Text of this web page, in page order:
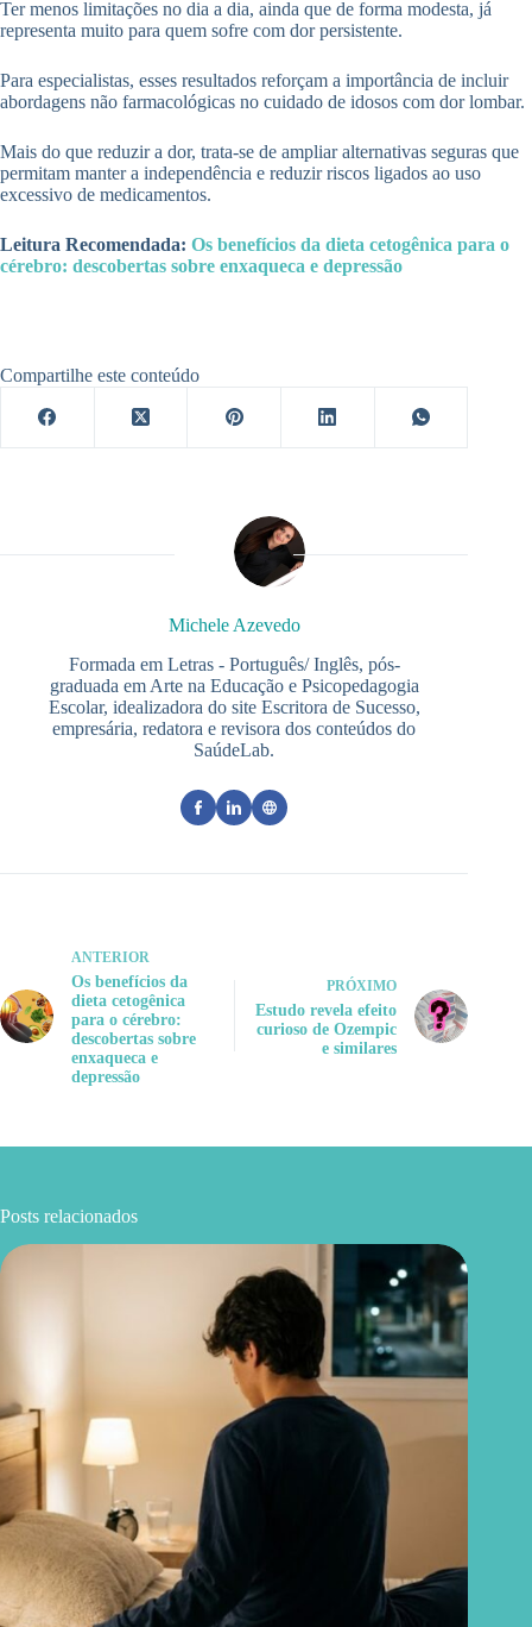
Ter menos limitações no dia a dia, ainda que de forma modesta, já
representa muito para quem sofre com dor persistente.
Para especialistas, esses resultados reforçam a importância de incluir
abordagens não farmacológicas no cuidado de idosos com dor lombar.
Mais do que reduzir a dor, trata-se de ampliar alternativas seguras que
permitam manter a independência e reduzir riscos ligados ao uso
excessivo de medicamentos.
Leitura Recomendada: Os benefícios da dieta cetogênica para o
cérebro: descobertas sobre enxaqueca e depressão
Compartilhe este conteúdo
Michele Azevedo
Formada em Letras - Português/ Inglês, pós-
graduada em Arte na Educação e Psicopedagogia
Escolar, idealizadora do site Escritora de Sucesso,
empresária, redatora e revisora dos conteúdos do
SaúdeLab.
ANTERIOR
Os benefícios da
dieta cetogênica
para o cérebro:
descobertas sobre
enxaqueca e
depressão
PRÓXIMO
Estudo revela efeito
curioso de Ozempic
e similares
Posts relacionados